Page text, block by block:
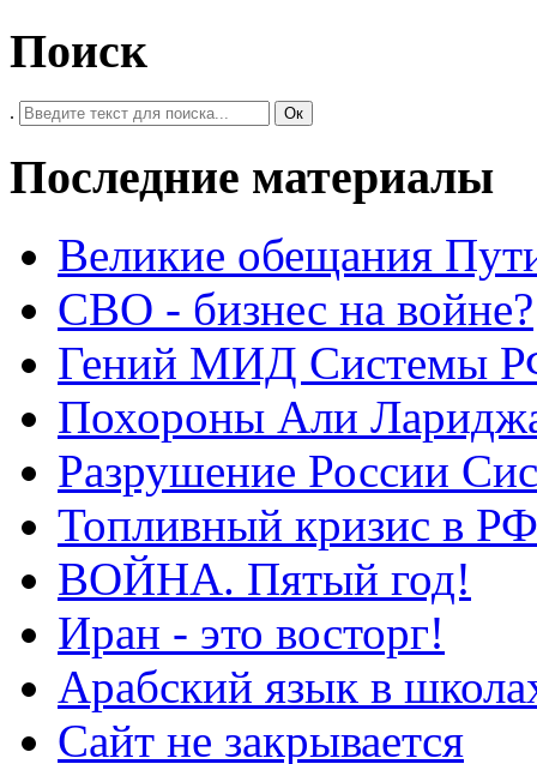
Поиск
. Ок
Последние материалы
Великие обещания
СВО - бизнес на войне?
Гений МИД Системы
Похороны Али
Разрушение России
Топливный кризис в РФ
ВОЙНА. Пятый год!
Иран - это восторг!
Арабский язык в
Сайт не закрывается